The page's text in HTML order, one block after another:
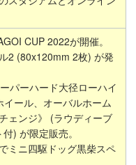
CUP 2022が開催。
2 (80x120mm 2枚) が発
パーハード大径ローハイ
イール、オーバルホーム
ェンジ》 (ラウディーブ
) が限定販売。
ミニ四駆ドッグ黒柴スペ